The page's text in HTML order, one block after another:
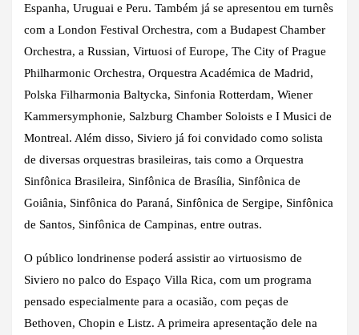
Espanha, Uruguai e Peru. Também já se apresentou em turnês
com a London Festival Orchestra, com a Budapest Chamber
Orchestra, a Russian, Virtuosi of Europe, The City of Prague
Philharmonic Orchestra, Orquestra Académica de Madrid,
Polska Filharmonia Baltycka, Sinfonia Rotterdam, Wiener
Kammersymphonie, Salzburg Chamber Soloists e I Musici de
Montreal. Além disso, Siviero já foi convidado como solista
de diversas orquestras brasileiras, tais como a Orquestra
Sinfônica Brasileira, Sinfônica de Brasília, Sinfônica de
Goiânia, Sinfônica do Paraná, Sinfônica de Sergipe, Sinfônica
de Santos, Sinfônica de Campinas, entre outras.
O público londrinense poderá assistir ao virtuosismo de
Siviero no palco do Espaço Villa Rica, com um programa
pensado especialmente para a ocasião, com peças de
Bethoven, Chopin e Listz. A primeira apresentação dele na